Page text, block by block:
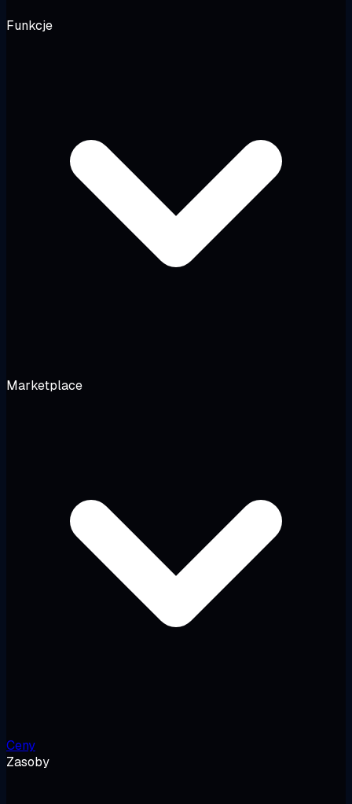
Funkcje
Marketplace
Ceny
Zasoby